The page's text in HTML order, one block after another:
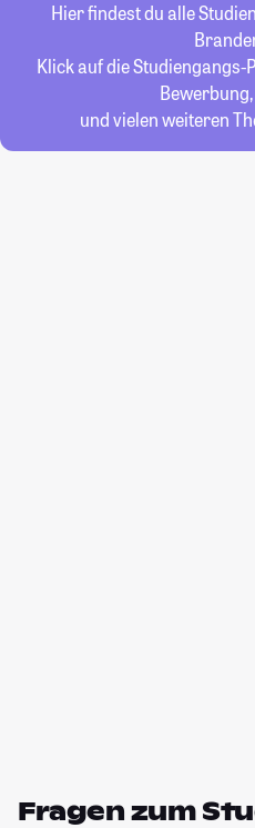
Hier findest du alle
Klick auf die
und vielen weiteren
Fragen zum